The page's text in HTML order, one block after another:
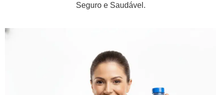
Seguro e Saudável.